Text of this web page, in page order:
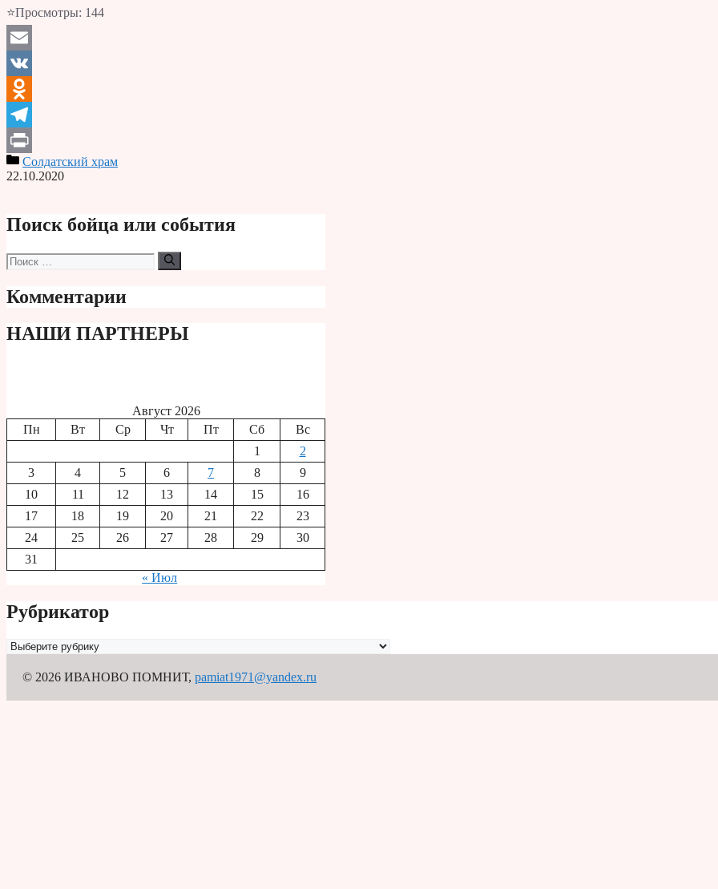
⭐Просмотры: 144
Email
VK
Odnoklassniki
Telegram
PrintСолдатский храм
22.10.2020
Поиск бойца или события
Поиск:
Комментарии
НАШИ ПАРТНЕРЫ
Август 2026
Пн
Вт Ср Чт Пт Сб
Вс
1
2
3
4 5 6 7 8
9
10
11 12 13 14 15
16
17
18 19 20 21 22
23
24
25 26 27 28 29
30
31
« Июл
Рубрикатор
Рубрикатор
© 2026 ИВАНОВО ПОМНИТ, pamiat1971@yandex.ru